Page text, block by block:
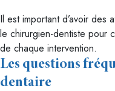
Il est important d’avoir
le chirurgien-dentiste pour
de chaque intervention.
Les questions
dentaire